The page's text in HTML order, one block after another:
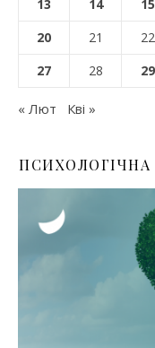
13 14 15
20
21 22
27
28 29
« Лют Кві »